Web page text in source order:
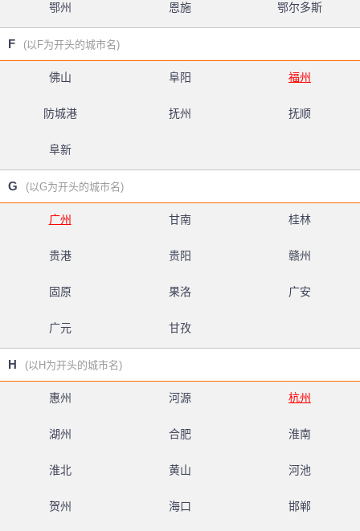
鄂州 恩施 鄂尔多斯
F (以F为开头的城市名)
佛山 阜阳 福州
防城港 抚州 抚顺
阜新
G (以G为开头的城市名)
广州 甘南 桂林
贵港 贵阳 赣州
固原 果洛 广安
广元 甘孜
H (以H为开头的城市名)
惠州 河源 杭州
湖州 合肥 淮南
淮北 黄山 河池
贺州 海口 邯郸